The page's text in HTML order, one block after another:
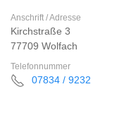
Anschrift / Adresse
Kirchstraße 3
77709 Wolfach
Telefonnummer
07834 / 9232